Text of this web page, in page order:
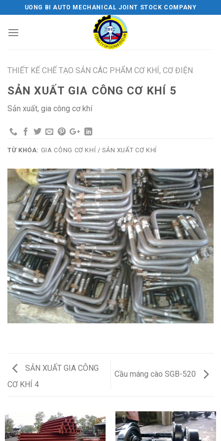
to
content
UONG BI AUTO MECHANICAL JOINT STOCK COMPANY
THIẾT KẾ CHẾ TẠO SẢN CÁC PHẨM CƠ KHÍ, CƠ ĐIỆN
SẢN XUẤT GIA CÔNG CƠ KHÍ 5
Sản xuất, gia công cơ khí
TỪ KHÓA: GIA CÔNG CƠ KHÍ / SẢN XUẤT CƠ KHÍ
SẢN XUẤT GIA CÔNG
CƠ KHÍ 4
Cầu máng cào SGB-520